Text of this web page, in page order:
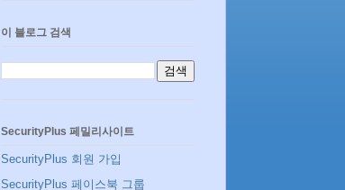
이 블로그 검색
SecurityPlus 페밀리사이트
SecurityPlus 회원 가입
SecurityPlus 페이스북 그룹